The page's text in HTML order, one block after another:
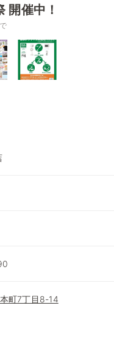
開催中！
町7丁目8-14